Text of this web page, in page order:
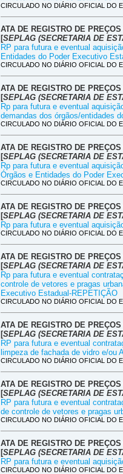
CIRCULADO NO DIÁRIO OFICIAL DO
ATA DE REGISTRO DE
[SEPLAG (SECRETARIA DE
RP para futura e eventual
Entidades do Poder Executivo
CIRCULADO NO DIÁRIO OFICIAL DO
ATA DE REGISTRO DE
[SEPLAG (SECRETARIA DE
Rp para futura e eventual
demandas dos órgãos/entidades
CIRCULADO NO DIÁRIO OFICIAL DO
ATA DE REGISTRO DE
[SEPLAG (SECRETARIA DE
Rp para futura e eventual
Órgãos e Entidades do Poder
CIRCULADO NO DIÁRIO OFICIAL DO
ATA DE REGISTRO DE
[SEPLAG (SECRETARIA DE
Rp para futura e eventual
CIRCULADO NO DIÁRIO OFICIAL DO
ATA DE REGISTRO DE
[SEPLAG (SECRETARIA DE
Rp para futura e eventual
controle de vetores e pragas
Executivo Estadual-REPETIÇÃO
CIRCULADO NO DIÁRIO OFICIAL DO
ATA DE REGISTRO DE
[SEPLAG (SECRETARIA DE
RP para futura e eventual
limpeza de fachada de vidro e/ou
CIRCULADO NO DIÁRIO OFICIAL DO
ATA DE REGISTRO DE
[SEPLAG (SECRETARIA DE
RP para futura e eventual
de controle de vetores e pragas
CIRCULADO NO DIÁRIO OFICIAL DO
ATA DE REGISTRO DE
[SEPLAG (SECRETARIA DE
RP para futura e eventual
CIRCULADO NO DIÁRIO OFICIAL DO